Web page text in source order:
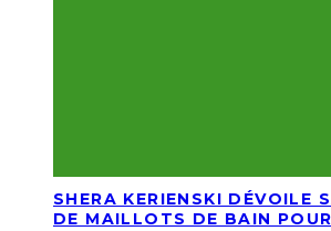
SHERA KERIENSKI DÉVOILE
DE MAILLOTS DE BAIN